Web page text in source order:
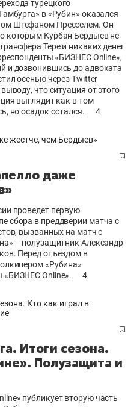
турецкого
в «Рубин» оказался
Штефаном Пресселем. Он
которым Курбан Бердыев не
Тере и никаких денег
«БИЗНЕС Оnline»,
и дозвонившись до адвоката
осенью через Twitter
что ситуация от этого
выглядит как в том
но осадок остался.
4
даже
проведет первую
сбора в преддверии матча с
вызванных на матч с
– полузащитник Александр
Перед отъездом в
«Рубина»
«БИЗНЕС Online».
4
Итоги сезона.
Полузащита и
публикует вторую часть